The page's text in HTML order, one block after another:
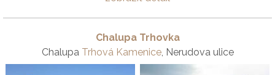
Chalupa Trhovka
Chalupa Trhová Kamenice, Nerudova ulice